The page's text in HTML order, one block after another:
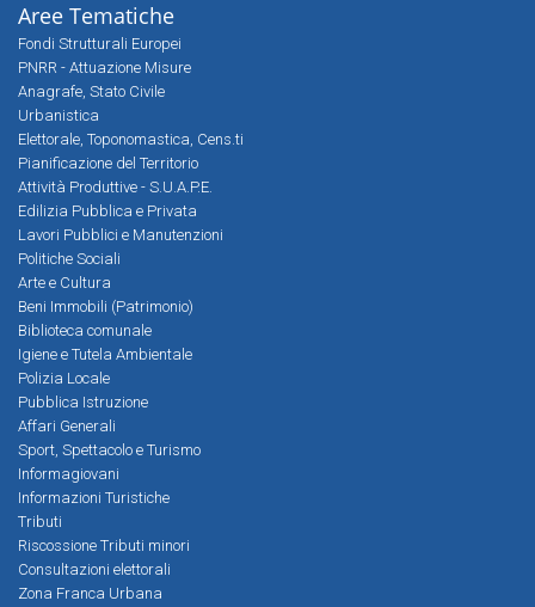
Aree Tematiche
Fondi Strutturali Europei
PNRR - Attuazione Misure
Anagrafe, Stato Civile
Urbanistica
Elettorale, Toponomastica, Cens.ti
Pianificazione del Territorio
Attività Produttive - S.U.A.P.E.
Edilizia Pubblica e Privata
Lavori Pubblici e Manutenzioni
Politiche Sociali
Arte e Cultura
Beni Immobili (Patrimonio)
Biblioteca comunale
Igiene e Tutela Ambientale
Polizia Locale
Pubblica Istruzione
Affari Generali
Sport, Spettacolo e Turismo
Informagiovani
Informazioni Turistiche
Tributi
Riscossione Tributi minori
Consultazioni elettorali
Zona Franca Urbana